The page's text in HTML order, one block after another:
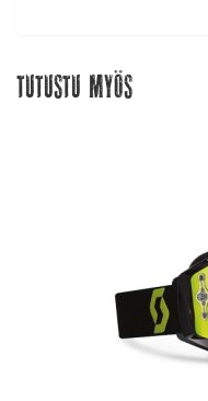
Tutustu myös